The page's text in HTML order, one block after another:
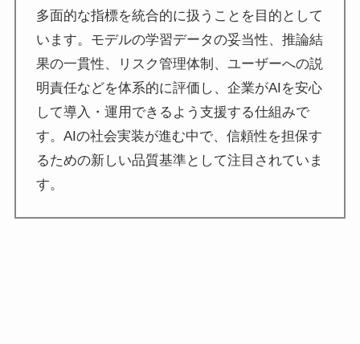
多面的な指標を統合的に扱うことを目的として
います。モデルの学習データの妥当性、推論結
果の一貫性、リスク管理体制、ユーザーへの説
明責任などを体系的に評価し、企業がAIを安心
して導入・運用できるよう支援する仕組みで
す。AIの社会実装が進む中で、信頼性を担保す
るための新しい品質基準として注目されていま
す。